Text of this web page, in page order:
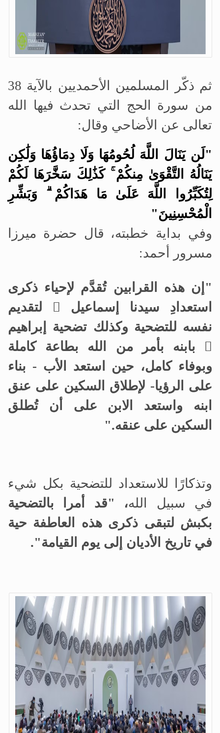
ثم ذكّر المسلمين الأحمديين بالآية 38
من سورة الحج التي تحدث فيها الله
تعالى عن الأضاحي وقال:
"لَن يَنَالَ اللَّهَ لُحُومُهَا وَلَا دِمَاؤُهَا وَلَٰكِن
يَنَالُهُ التَّقْوَىٰ مِنكُمْ ۚ كَذَٰلِكَ سَخَّرَهَا لَكُمْ
لِتُكَبِّرُوا اللَّهَ عَلَىٰ مَا هَدَاكُمْ ۗ وَبَشِّرِ
الْمُحْسِنِينَ"
وفي بداية خطبته، قال حضرة ميرزا
مسرور أحمد:
" إن هذه القرابين تُقدَّم لإحياء ذكرى
استعدادِ سيدنا إسماعيل  لتقديم
نفسه للتضحية وكذلك تضحية إبراهيم
 بابنه بأمر من الله بطاعة كاملة
وبوفاء كامل، حين استعد الأب - بناء
على الرؤيا- لإطلاق السكين على عنق
ابنه واستعد الابن على أن تُطلق
السكين على عنقه."
وتذكارًا للاستعداد للتضحية بكل شيء
في سبيل الله، "قد أمرا بالتضحية
بكبش لتبقى ذكرى هذه العاطفة حية
في تاريخ الأديان إلى يوم القيامة".